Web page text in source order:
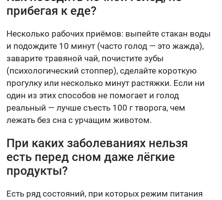
прибегая к еде?
Несколько рабочих приёмов: выпейте стакан воды
и подождите 10 минут (часто голод — это жажда),
заварите травяной чай, почистите зубы
(психологический стоппер), сделайте короткую
прогулку или несколько минут растяжки. Если ни
один из этих способов не помогает и голод
реальный — лучше съесть 100 г творога, чем
лежать без сна с урчащим животом.
При каких заболеваниях нельзя
есть перед сном даже лёгкие
продукты?
Есть ряд состояний, при которых режим питания